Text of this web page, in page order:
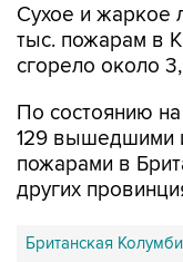
Сухое и жаркое
тыс. пожарам в
сгорело около
По состоянию
129 вышедшими
пожарами в
других
Британская